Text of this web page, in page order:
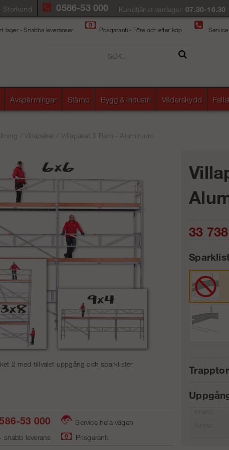
Storkund 0586-53 000 Kundtjänst vardagar:07.30-16.30
lager - Snabba leveranser Prisgaranti - Före och efter köp
Avspärrningar Stämp Bygg & industri Väderskydd
/Villapaket Villapaket 2 Ram - Aluminium
2 med tillvalet uppgång och sparklister
53 000
Service hela vägen
snabb leverans
Prisgaranti
33 738